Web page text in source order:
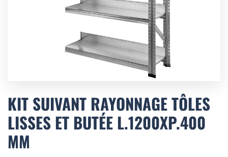
to
the
beginning
of
the
images
KIT SUIVANT RAYONNAGE TÔLES
LISSES ET BUTÉE L.1200XP.400
MM